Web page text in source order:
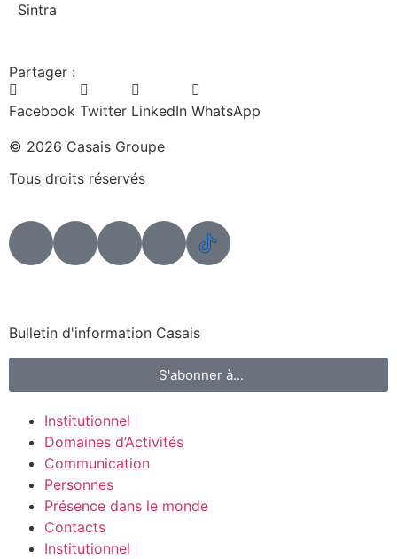
Sintra
Partager :
Facebook Twitter LinkedIn WhatsApp
© 2026 Casais Groupe
Tous droits réservés
Bulletin d'information Casais
S'abonner à...
Institutionnel
Domaines d’Activités
Communication
Personnes
Présence dans le monde
Contacts
Institutionnel